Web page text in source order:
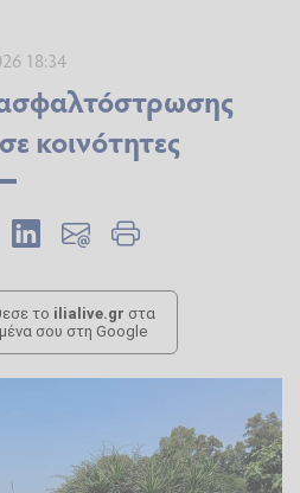
18:34
ασφαλτόστρωσης
κοινότητες
το ilialive.gr στα
σου στη Google